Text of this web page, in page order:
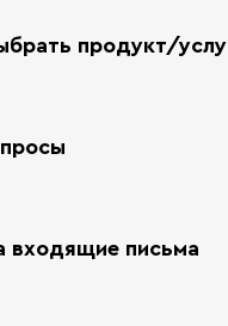
продукт/
входящие письма